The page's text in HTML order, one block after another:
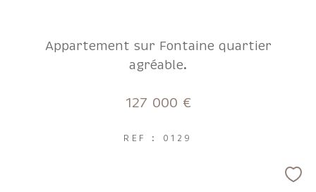
Appartement sur Fontaine quartier
agréable.
127 000 €
REF : 0129